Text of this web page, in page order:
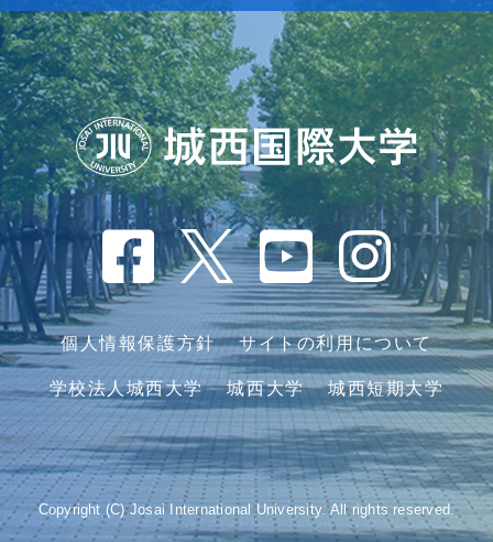
個人情報保護方針 サイトの利用について
学校法人城西大学 城西大学 城西短期大学
Copyright (C) Josai International University. All rights reserved.